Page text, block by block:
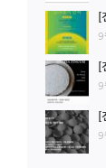
[
9
[
9
[
9